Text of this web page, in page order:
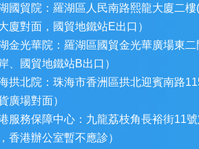
國貿院：羅湖區人民南路熙龍大廈二
廈對面，國貿地鐵站E出口）
金光華院：羅湖區國貿金光華廣場東
、國貿地鐵站B出口）
拱北院：珠海市香洲區拱北迎賓南路
廣場對面）
服務保障中心：九龍荔枝角長裕街11
香港辦公室暫不應診）